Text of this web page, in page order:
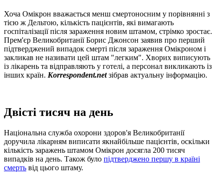
Хоча Омікрон вважається менш смертоносним у порівнянні з
тією ж Дельтою, кількість пацієнтів, які вимагають
госпіталізації після зараження новим штамом, стрімко зростає.
Прем'єр Великобританії Борис Джонсон заявив про перший
підтверджений випадок смерті після зараження Омікроном і
закликав не називати цей штам "легким". Хворих виписують
із лікарень та відправляють у готелі, а персонал викликають із
інших країн. Korrespondent.netзібрав актуальну інформацію.
Двісті тисяч на день
Національна служба охорони здоров'я Великобританії
доручила лікарням виписати якнайбільше пацієнтів, оскільки
кількість заражень штамом Омікрон досягла 200 тисяч
випадків на день. Також було підтверджено першу в країні
смерть від цього штаму.